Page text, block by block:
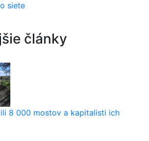
siete
články
8 000 mostov a kapitalisti ich